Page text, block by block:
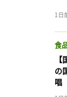
1日
食
の
唱